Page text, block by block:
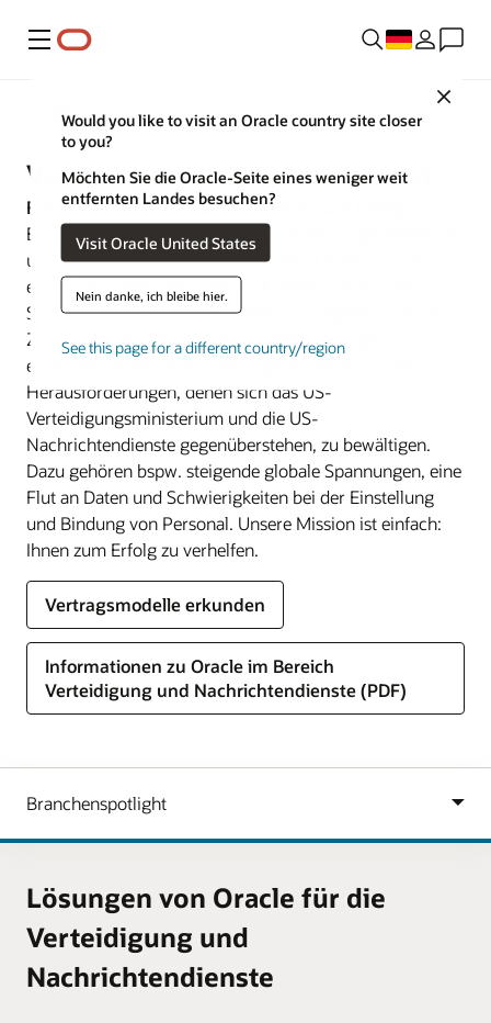
Menü
Close
Would you like to visit an Oracle country site closer
to you?
Möchten Sie die Oracle-Seite eines weniger weit
entfernten Landes besuchen?
Visit Oracle United States
Nein danke, ich bleibe hier.
See this page for a different country/region
Verteidigung
Verteidigung und Geheimdienst
Führen Sie jede Mission mit Oracle zum Erfolg
Erzielen Sie mit der verteilten Cloud, der eingebetteten KI
und den speziell entwickelten Anwendungen von Oracle
einen Entscheidungsvorteil, reduzieren Sie technische
Schulden und schützen Sie Daten vor Gegnern in einer
Zero-Trust-Umgebung. Oracle bietet Lösungen mit
einem führenden Preis-Leistungsverhältnis, um die
Herausforderungen, denen sich das US-
Verteidigungsministerium und die US-
Nachrichtendienste gegenüberstehen, zu bewältigen.
Dazu gehören bspw. steigende globale Spannungen, eine
Flut an Daten und Schwierigkeiten bei der Einstellung
und Bindung von Personal. Unsere Mission ist einfach:
Ihnen zum Erfolg zu verhelfen.
Vertragsmodelle erkunden
Informationen zu Oracle im Bereich
Verteidigung und Nachrichtendienste (PDF)
Lösungen von Oracle für die
Verteidigung und
Nachrichtendienste